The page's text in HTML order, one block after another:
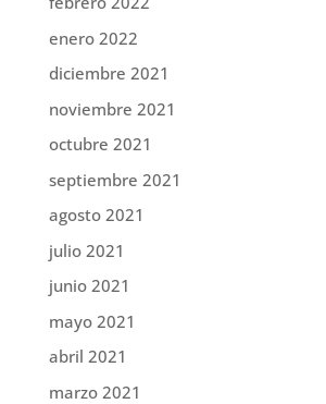
enero 2022
diciembre 2021
noviembre 2021
octubre 2021
septiembre 2021
agosto 2021
julio 2021
junio 2021
mayo 2021
abril 2021
marzo 2021